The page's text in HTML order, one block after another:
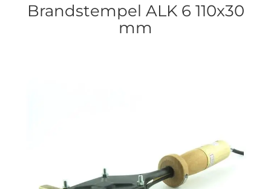
Brandstempel ALK 6 110x30
mm